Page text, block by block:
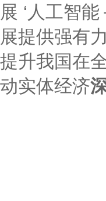
展 ‘人工智
展提供强有
提升我国在
动实体经济